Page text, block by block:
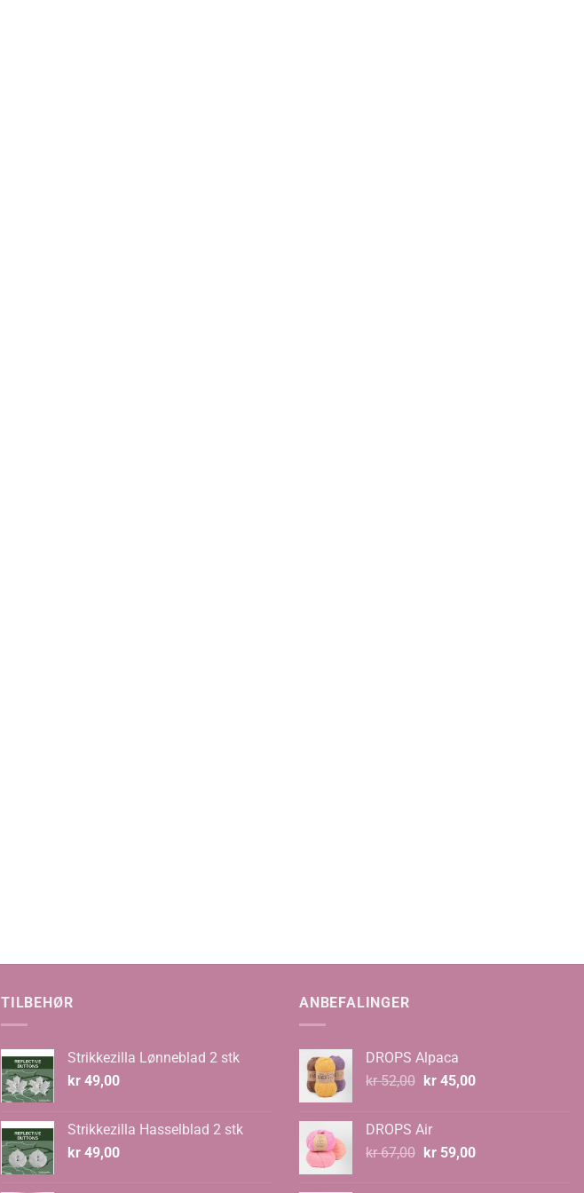
TILBEHØR
Strikkezilla Lønneblad 2 stk
kr 49,00
Strikkezilla Hasselblad 2 stk
kr 49,00
ANBEFALINGER
DROPS Alpaca
kr52,00 Opprinnelig
kr 52,00.
kr45,00Nåværende
DROPS Air
kr67,00 Opprinnelig
kr59,00Nåværende